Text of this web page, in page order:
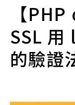
【
SSL
的驗證